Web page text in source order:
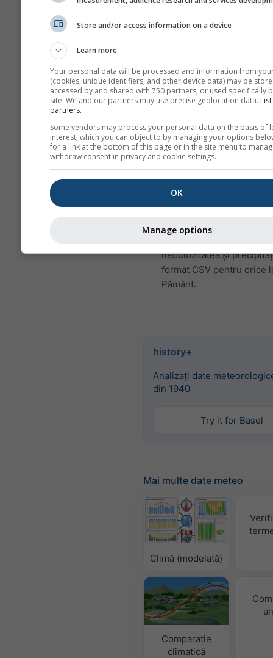
date orare. Pentru o
există agregări
există agregări
Oferim de asemenea
rugăm să ne
pentru mai multe
(
Date meteorologice
începând cu 1940 pentru
Cenad pot fi achiziționate
history+
nebulozitatea și
format CSV pentru orice
Pământ.
history+
Analizați date
din 1940
Try it for Basel
Mai multe date meteo
Climă (modelată)
Comparație
climatică
Store and/or access information on a device
Learn more
Your personal data will be processed and information from
(cookies, unique identifiers, and other device data) may be
accessed by and shared with 750 partners, or used specifically
site. We and our partners may use precise geolocation data.
partners.
Some vendors may process your personal data on the basis of
interest, which you can object to by managing your options
for a link at the bottom of this page or in the site menu to
withdraw consent in privacy and cookie settings.
OK
Manage options